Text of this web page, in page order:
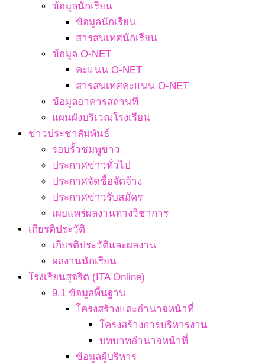
ข้อมูลนักเรียน
ข้อมูลนักเรียน
สารสนเทศนักเรียน
ข้อมูล O-NET
คะแนน O-NET
สารสนเทศคะแนน O-NET
ข้อมูลอาคารสถานที่
แผนผังบริเวณโรงเรียน
ข่าวประชาสัมพันธ์
รอบรั้วชมพูขาว
ประกาศข่าวทั่วไป
ประกาศจัดซื้อจัดจ้าง
ประกาศข่าวรับสมัคร
เผยแพร่ผลงานทางวิชาการ
เกียรติประวัติ
เกียรติประวัติและผลงาน
ผลงานนักเรียน
โรงเรียนสุจริต (ITA Online)
9.1 ข้อมูลพื้นฐาน
โครงสร้างและอำนาจหน้าที่
โครงสร้างการบริหารงาน
บทบาทอำนาจหน้าที่
ข้อมูลผู้บริหาร